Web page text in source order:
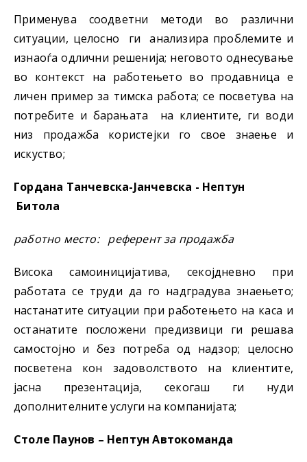
Применува соодветни методи во различни
ситуации, целосно ги анализира проблемите и
изнаоѓа одлични решенија; неговото однесување
во контекст на работењето во продавница е
личен пример за тимска работа; се посветува на
потребите и барањата на клиентите, ги води
низ продажба користејки го свое знаење и
искуство;
Гордана Танчевска-Јанчевска - Нептун
Битола
работно место: референт за продажба
Висока самоиницијатива, секојдневно при
работата се труди да го надградува знаењето;
настанатите ситуации при работењето на каса и
останатите посложени предизвици ги решава
самостојно и без потреба од надзор; целосно
посветена кон задоволството на клиентите,
јасна презентација, секогаш ги нуди
дополнителните услуги на компанијата;
Столе Паунов – Нептун Автокоманда